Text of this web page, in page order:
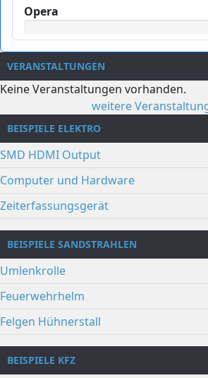
Opera
VERANSTALTUNGEN
Keine Veranstaltungen vorhanden.
weitere
BEISPIELE ELEKTRO
SMD HDMI Output
Computer und Hardware
Zeiterfassungsgerät
BEISPIELE SANDSTRAHLEN
Umlenkrolle
Feuerwehrhelm
Felgen Hühnerstall
BEISPIELE KFZ